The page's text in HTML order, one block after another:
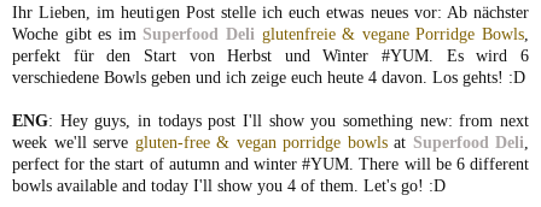
Ihr Lieben, im heutigen Post stelle ich euch etwas neues vor: Ab nächster
Woche gibt es im Superfood Deli glutenfreie & vegane Porridge Bowls
perfekt für den Start von Herbst und Winter #YUM. Es wird 6
verschiedene Bowls geben und ich zeige euch heute 4 davon. Los gehts! :D
ENG: Hey guys, in todays post I'll show you something new: from next
week we'll serve gluten-free & vegan porridge bowls at Superfood Deli
perfect for the start of autumn and winter #YUM. There will be 6 different
bowls available and today I'll show you 4 of them. Let's go! :D